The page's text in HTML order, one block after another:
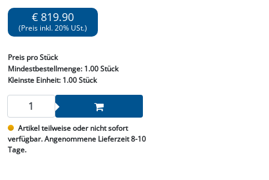
€ 819.90
(Preis inkl. 20% USt.)
Preis pro Stück
Mindestbestellmenge: 1.00 Stück
Kleinste Einheit:1.00 Stück
Artikel teilweise oder nicht sofort
verfügbar. Angenommene Lieferzeit 8-10
Tage.